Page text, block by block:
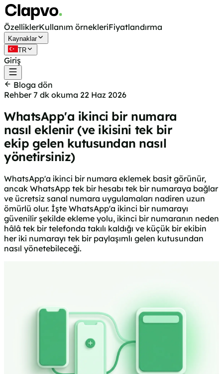
ÖzelliklerKullanım örnekleriFiyatlandırma
Kaynaklar
TR
Giriş
Bloga dön
Rehber 7 dk okuma 22 Haz 2026
WhatsApp'a ikinci bir numara
nasıl eklenir (ve ikisini tek bir
ekip gelen kutusundan nasıl
yönetirsiniz)
WhatsApp'a ikinci bir numara eklemek basit görünür,
ancak WhatsApp tek bir hesabı tek bir numaraya bağlar
ve ücretsiz sanal numara uygulamaları nadiren uzun
ömürlü olur. İşte WhatsApp'a ikinci bir numarayı
güvenilir şekilde ekleme yolu, ikinci bir numaranın neden
hâlâ tek bir telefonda takılı kaldığı ve küçük bir ekibin
her iki numarayı tek bir paylaşımlı gelen kutusundan
nasıl yönetebileceği.